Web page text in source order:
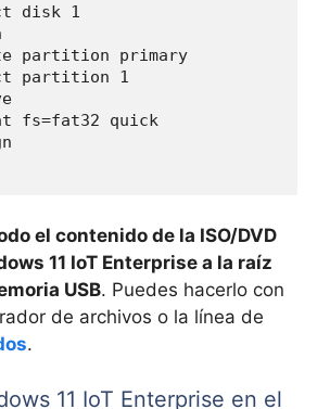
disk 1
partition primary
partition 1
fs=fat32 quick
el contenido de la ISO/DVD
11 IoT Enterprise a la raíz
USB. Puedes hacerlo con
de archivos o la línea de
.
11 IoT Enterprise en el